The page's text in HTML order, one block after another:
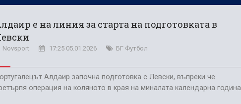
е на линия за старта на подготовката в
Novsport 17:25 05.01.2026 БГ Футбол
Алдаир започна подготовка с Левски, въпреки че
операция на коляното в края на миналата календарна година